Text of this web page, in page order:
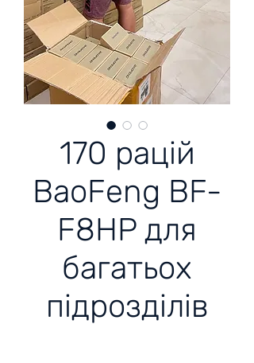
170 рацій
BaoFeng BF-
F8HP для
багатьох
підрозділів